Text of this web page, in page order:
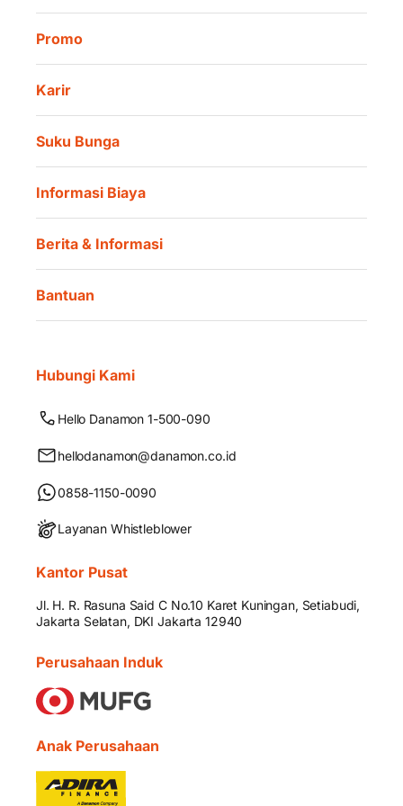
Promo
Karir
Suku Bunga
Informasi Biaya
Berita & Informasi
Bantuan
Hubungi Kami
Hello Danamon 1-500-090
hellodanamon@danamon.co.id
0858-1150-0090
Layanan Whistleblower
Kantor Pusat
Jl. H. R. Rasuna Said C No.10 Karet Kuningan, Setiabudi,
Jakarta Selatan, DKI Jakarta 12940
Perusahaan Induk
Anak Perusahaan